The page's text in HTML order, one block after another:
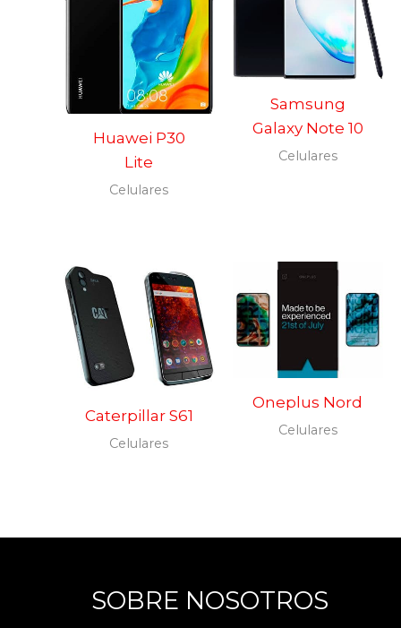
Huawei P30
Lite
Celulares
Samsung
Galaxy Note 10
Celulares
Caterpillar S61
Celulares
Oneplus Nord
Celulares
SOBRE NOSOTROS